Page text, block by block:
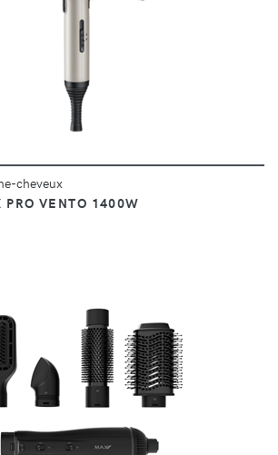
DÉTAILS
cheveux
PRO VENTO 1400W
DÉTAILS